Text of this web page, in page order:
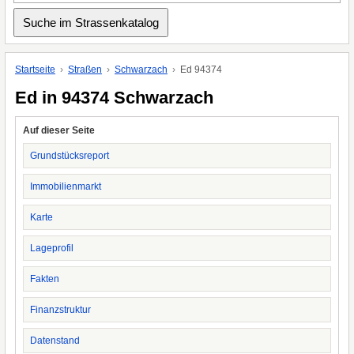
Startseite Straßen Schwarzach Ed 94374
Ed in 94374 Schwarzach
Auf dieser Seite
Grundstücksreport
Immobilienmarkt
Karte
Lageprofil
Fakten
Finanzstruktur
Datenstand